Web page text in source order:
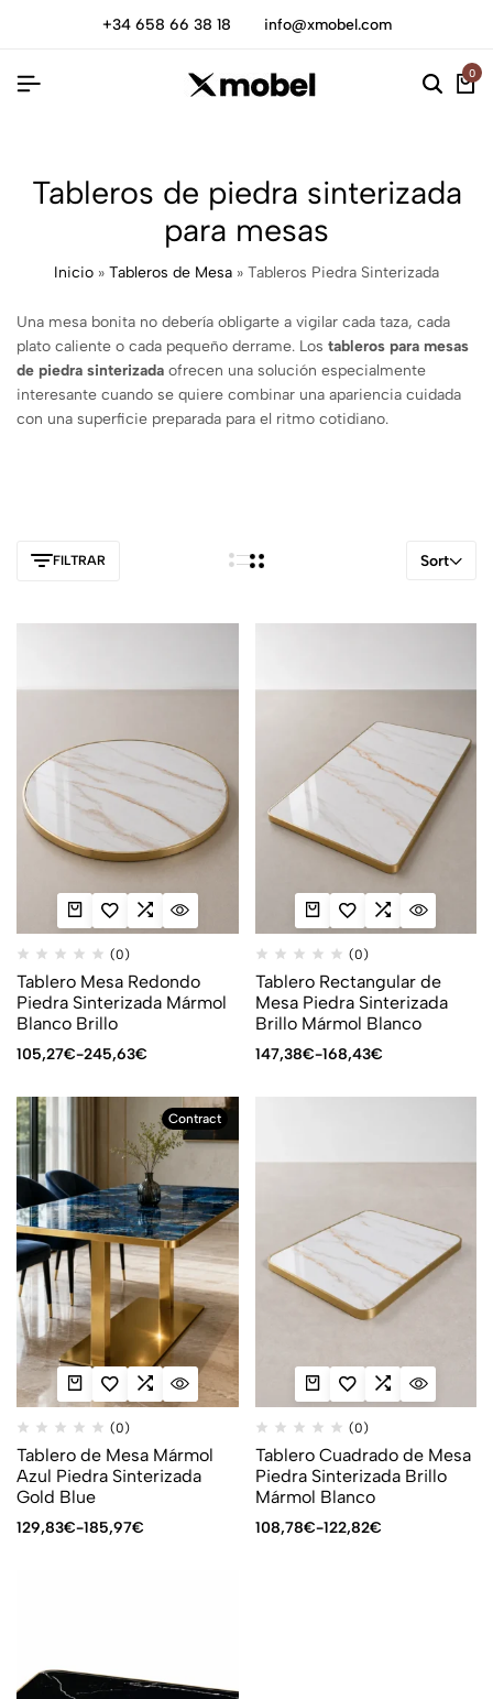
+34 658 66 38 18 info@xmobel.com
0
Tableros de piedra sinterizada
para mesas
Inicio » Tableros de Mesa » Tableros Piedra Sinterizada
Una mesa bonita no debería obligarte a vigilar cada taza, cada
plato caliente o cada pequeño derrame. Los tableros para mesas
de piedra sinterizada ofrecen una solución especialmente
interesante cuando se quiere combinar una apariencia cuidada
con una superficie preparada para el ritmo cotidiano.
FILTRAR Sort
(0)
Tablero Mesa Redondo
Piedra Sinterizada Mármol
Blanco Brillo
105,27€-245,63€
(0)
Tablero Rectangular de
Mesa Piedra Sinterizada
Brillo Mármol Blanco
147,38€-168,43€
Contract
(0)
Tablero de Mesa Mármol
Azul Piedra Sinterizada
Gold Blue
129,83€-185,97€
(0)
Tablero Cuadrado de Mesa
Piedra Sinterizada Brillo
Mármol Blanco
108,78€-122,82€